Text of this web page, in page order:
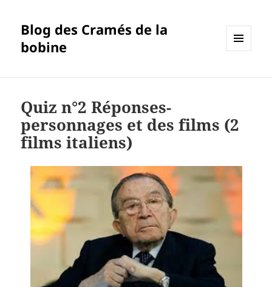
Blog des Cramés de la
bobine
Quiz n°2 Réponses-
personnages et des films (2
films italiens)